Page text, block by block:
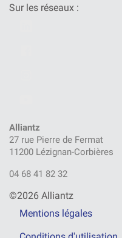
Sur les réseaux :
Alliantz
27 rue Pierre de Fermat
11200 Lézignan-Corbières
04 68 41 82 32
©2026 Alliantz
Mentions légales